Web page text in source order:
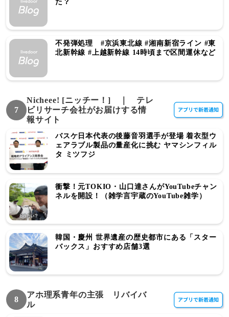
た？
不発弾処理 #京浜東北線 #湘南新宿ライン #東
北新幹線 #上越新幹線 14時頃まで区間運休など
7
Nicheee! [ニッチー！] ｜ テレ
ビリサーチ会社がお届けする情
報サイト
バスケ日本代表の後藤音羽選手が登場 着衣型ウ
ェアラブル製品の量産化に挑む ヤマシンフィル
タ ミツフジ
衝撃！元TOKIO・山口達さんがYouTubeチャン
ネルを開設！（雑学言宇蔵のYouTube雑学）
韓国・慶州 世界遺産の歴史都市にある「スター
バックス」おすすめ店舗3選
8
アホ理系青年の主張 リバイバ
ル